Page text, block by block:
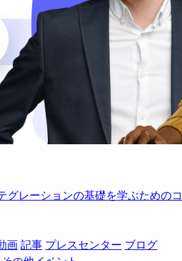
レーションの基礎を学ぶための
画記事 プレスセンター ブログ